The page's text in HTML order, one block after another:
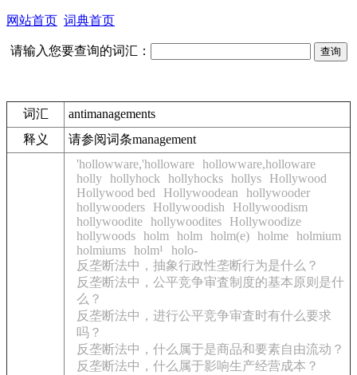
网站首页 词典首页
请输入您要查询的词汇：
词汇
antimanagements
释义
请参阅词条management
'hollowware,'holloware hollowware,holloware
holly hollyhock hollyhocks hollys
Hollywood
Hollywood bed
Hollywoodean
hollywooder
hollywooders
Hollywoodish
Hollywoodism
hollywoodite hollywoodites
Hollywoodize
hollywoods holm holm holm(e) holme holmium
holmiums holm¹
holo-
反垄断法中，抽象行政性垄断行为是什么？
反垄断法中，公平竞争审査制度的基本原则是什
么？
反垄断法中，进行公平竞争审査时有什么要求
吗？
反垄断法中，什么属于是商品和要素自由流动？
反垄断法中，什么属于影响生产经营成本？